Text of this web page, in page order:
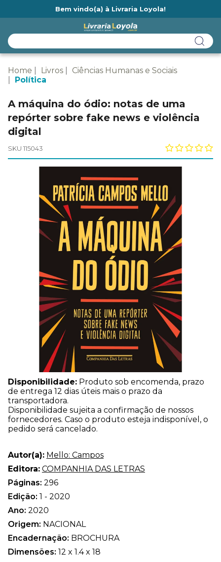
Bem vindo(a) à Livraria Loyola!
Home Livros
Ciências Humanas e Sociais
Política
A máquina do ódio: notas de uma
repórter sobre fake news e violência
digital
SKU 115043
Disponibilidade: Produto sob encomenda, prazo
de entrega 12 dias úteis mais o prazo da
transportadora.
Disponibilidade sujeita a confirmação de nossos
fornecedores. Caso o produto esteja indisponível, o
pedido será cancelado.
Autor(a): Mello: Campos
Editora: COMPANHIA DAS LETRAS
Páginas: 296
Edição: 1 - 2020
Ano: 2020
Origem: NACIONAL
Encadernação: BROCHURA
Dimensões: 12 x 1.4 x 18